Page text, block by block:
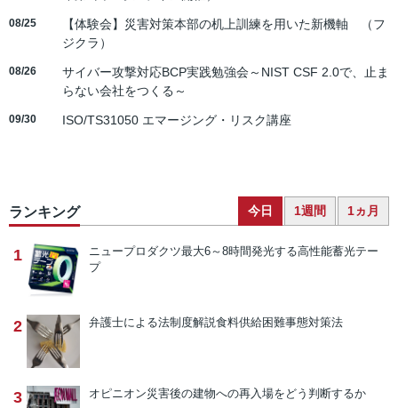
08/25
【体験会】災害対策本部の机上訓練を用いた新機軸 （フ
ジクラ）
08/26
サイバー攻撃対応BCP実践勉強会～NIST CSF 2.0で、止ま
らない会社をつくる～
09/30 ISO/TS31050 エマージング・リスク講座
ランキング 今日 1週間 1ヵ月
1 ニュープロダクツ最大6～8時間発光する高性能蓄光テー
プ
2 弁護士による法制度解説食料供給困難事態対策法
3 オピニオン災害後の建物への再入場をどう判断するか